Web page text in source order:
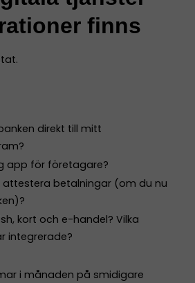
finns
direkt till mitt
app för företagare?
attestera betalningar (om du nu
kort och e-handel? Vilka
integrerade?
i månaden på smidigare